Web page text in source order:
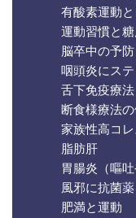
有酸素運動
運動習慣と
脳卒中の予防
咽頭炎にス
舌下免疫療
断食様療法
家族性高コ
脂肪肝
胃腸炎（嘔吐
風邪に抗菌薬
肥満と運動